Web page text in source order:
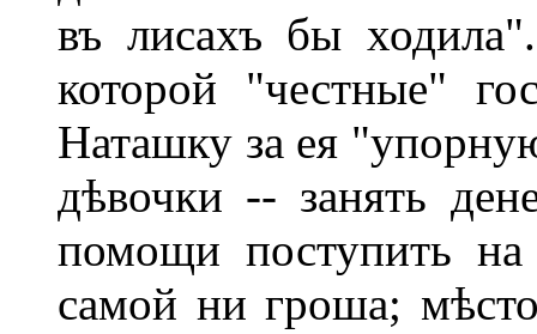
въ лисахъ бы
которой "честные"
Наташку за ея
дѣвочки -- занять
помощи поступить
самой ни гроша;